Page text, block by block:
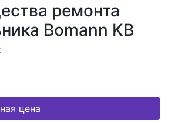
ремонта
Bomann KB
цена